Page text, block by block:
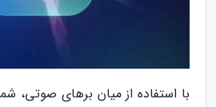
با استفاده از میان برهای صوتی،